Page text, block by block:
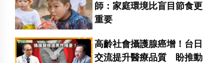
師：家庭環境比盲目節食更
重要
高齡社會攝護腺癌增！台日
交流提升醫療品質 盼推動